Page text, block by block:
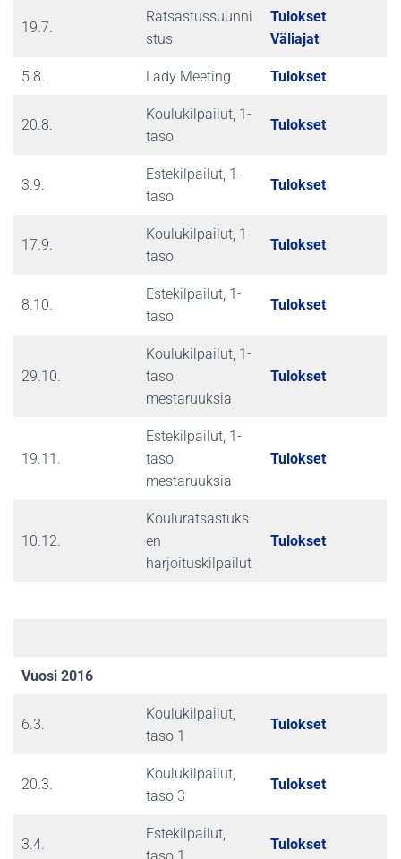
19.7.
Ratsastussuunni
stus
Tulokset
Väliajat
5.8. Lady Meeting Tulokset
20.8.
Koulukilpailut, 1-
taso
Tulokset
3.9.
Estekilpailut, 1-
taso
Tulokset
17.9.
Koulukilpailut, 1-
taso
Tulokset
8.10.
Estekilpailut, 1-
taso
Tulokset
29.10.
Koulukilpailut, 1-
taso,
mestaruuksia
Tulokset
19.11.
Estekilpailut, 1-
taso,
mestaruuksia
Tulokset
10.12.
Kouluratsastuks
en
harjoituskilpailut
Tulokset
Vuosi 2016
6.3.
Koulukilpailut,
taso 1
Tulokset
20.3.
Koulukilpailut,
taso 3
Tulokset
3.4.
Estekilpailut,
Tulokset